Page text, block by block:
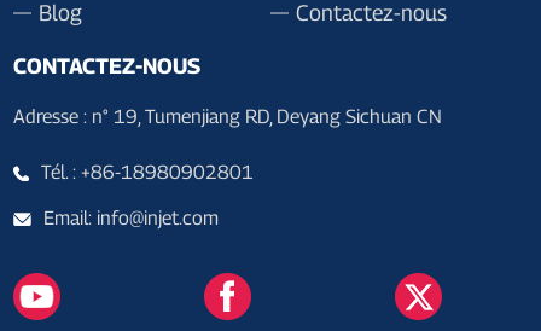
Blog
Contactez-nous
CONTACTEZ-NOUS
Adresse : n° 19, Tumenjiang RD, Deyang Sichuan CN
Tél. : +86-18980902801
Email: info@injet.com